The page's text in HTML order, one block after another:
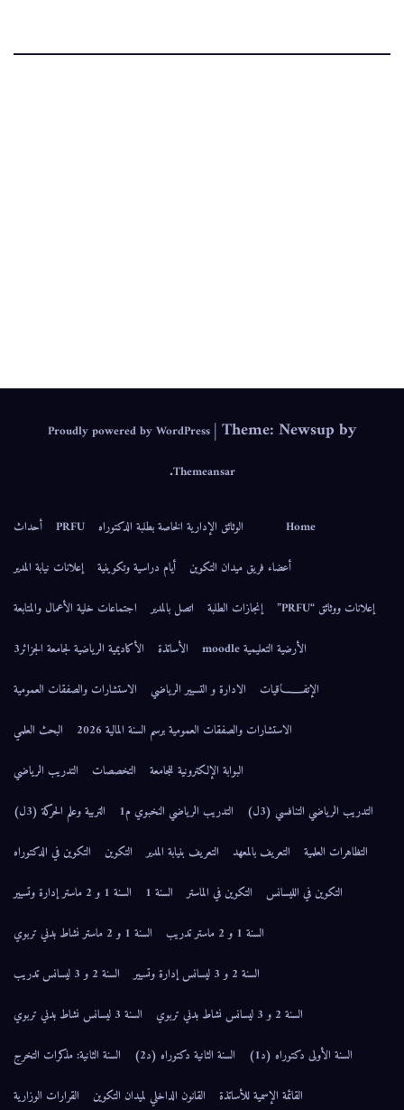
Proudly powered by WordPress |Theme: Newsup by
Themeansar
.
Home الوثائق الإدارية الخاصة بطلبة الدكتوراه PRFU
أحداث
أعضاء فريق ميدان التكوين
أيام دراسية وتكوينية
إعلانات نيابة المدير
إعلانات ووثائق “PRFU”
إنجازات الطلبة اتصل بالمدير
اجتماعات خلية الأعمال والمتابعة
الأرضية التعليمية moodle
الأساتذة
الأكاديمية الرياضية لجامعة الجزائر3
الإتفــــــاقيات
الادارة و التسيير الرياضي
الاستشارات والصفقات العمومية
الاستشارات والصفقات العمومية برسم السنة المالية 2026
البحث العلمي
البوابة الإلكترونية للجامعة
التخصصات
التدريب الرياضي
التدريب الرياضي التنافسي (3ل)
التدريب الرياضي النخبوي م1
التربية وعلم الحركة (3ل)
التظاهرات العلمية
التعريف بالمعهد التعريف بنيابة المدير التكوين
التكوين في الدكتوراه
التكوين في الليسانس
التكوين في الماستر السنة 1
السنة 1 و 2 ماستر إدارة وتسيير
السنة 1 و 2 ماستر تدريب
السنة 1 و 2 ماستر نشاط بدني تربوي
السنة 2 و 3 ليسانس إدارة وتسيير
السنة 2 و 3 ليسانس تدريب
السنة 2 و 3 ليسانس نشاط بدني تربوي
السنة 3 ليسانس نشاط بدني تربوي
السنة الأولى دكتوراه (د1)
السنة الثانية دكتوراه (د2)
السنة الثانية: مذكرات التخرج
القائمة الإسمية للأساتذة
القانون الداخلي لميدان التكوين
القرارات الوزارية